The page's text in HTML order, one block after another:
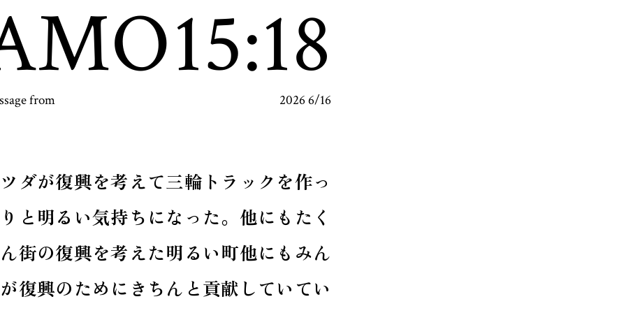
15:18
from 2026 6/16
ダが復興を考えて三輪トラックを作っ
と明るい気持ちになった。他にもたく
街の復興を考えた明るい町他にもみん
復興のためにきちんと貢献していてい